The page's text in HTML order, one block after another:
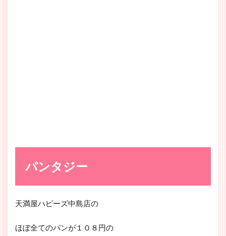
パンタジー
天満屋ハピーズ中島店の
ほぼ全てのパンが１０８円の